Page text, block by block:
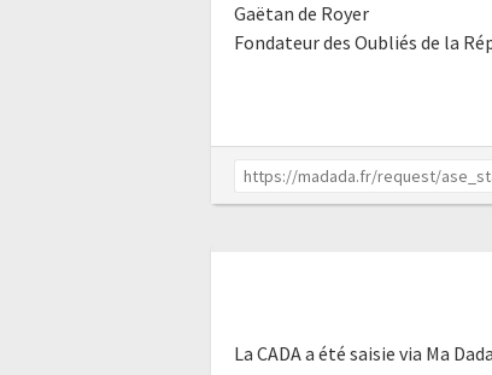
Gaëtan de Royer
Fondateur des Oubliés de la
La CADA a été saisie via Ma